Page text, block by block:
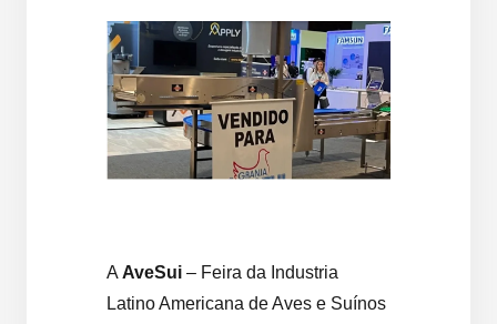
A AveSui – Feira da Industria
Latino Americana de Aves e Suínos